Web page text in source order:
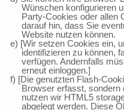
Wünschen konfigurieren
Party-Cookies oder allen
darauf hin, dass Sie
Website nutzen können.
e) [Wir setzen Cookies ein,
identifizieren zu können,
verfügen. Andernfalls
erneut einloggen.]
f) [Die genutzten Flash-
Browser erfasst, sondern
nutzen wir HTML5
abgelegt werden. Diese